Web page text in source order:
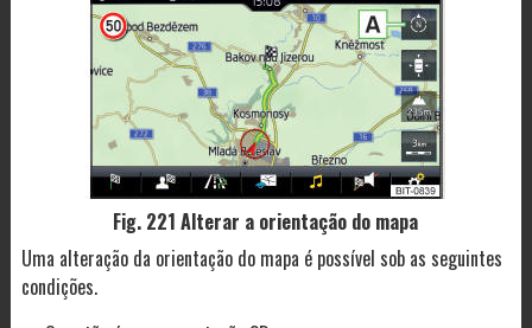
Fig. 221 Alterar a orientação do mapa
Uma alteração da orientação do mapa é possível sob as seguintes
condições.